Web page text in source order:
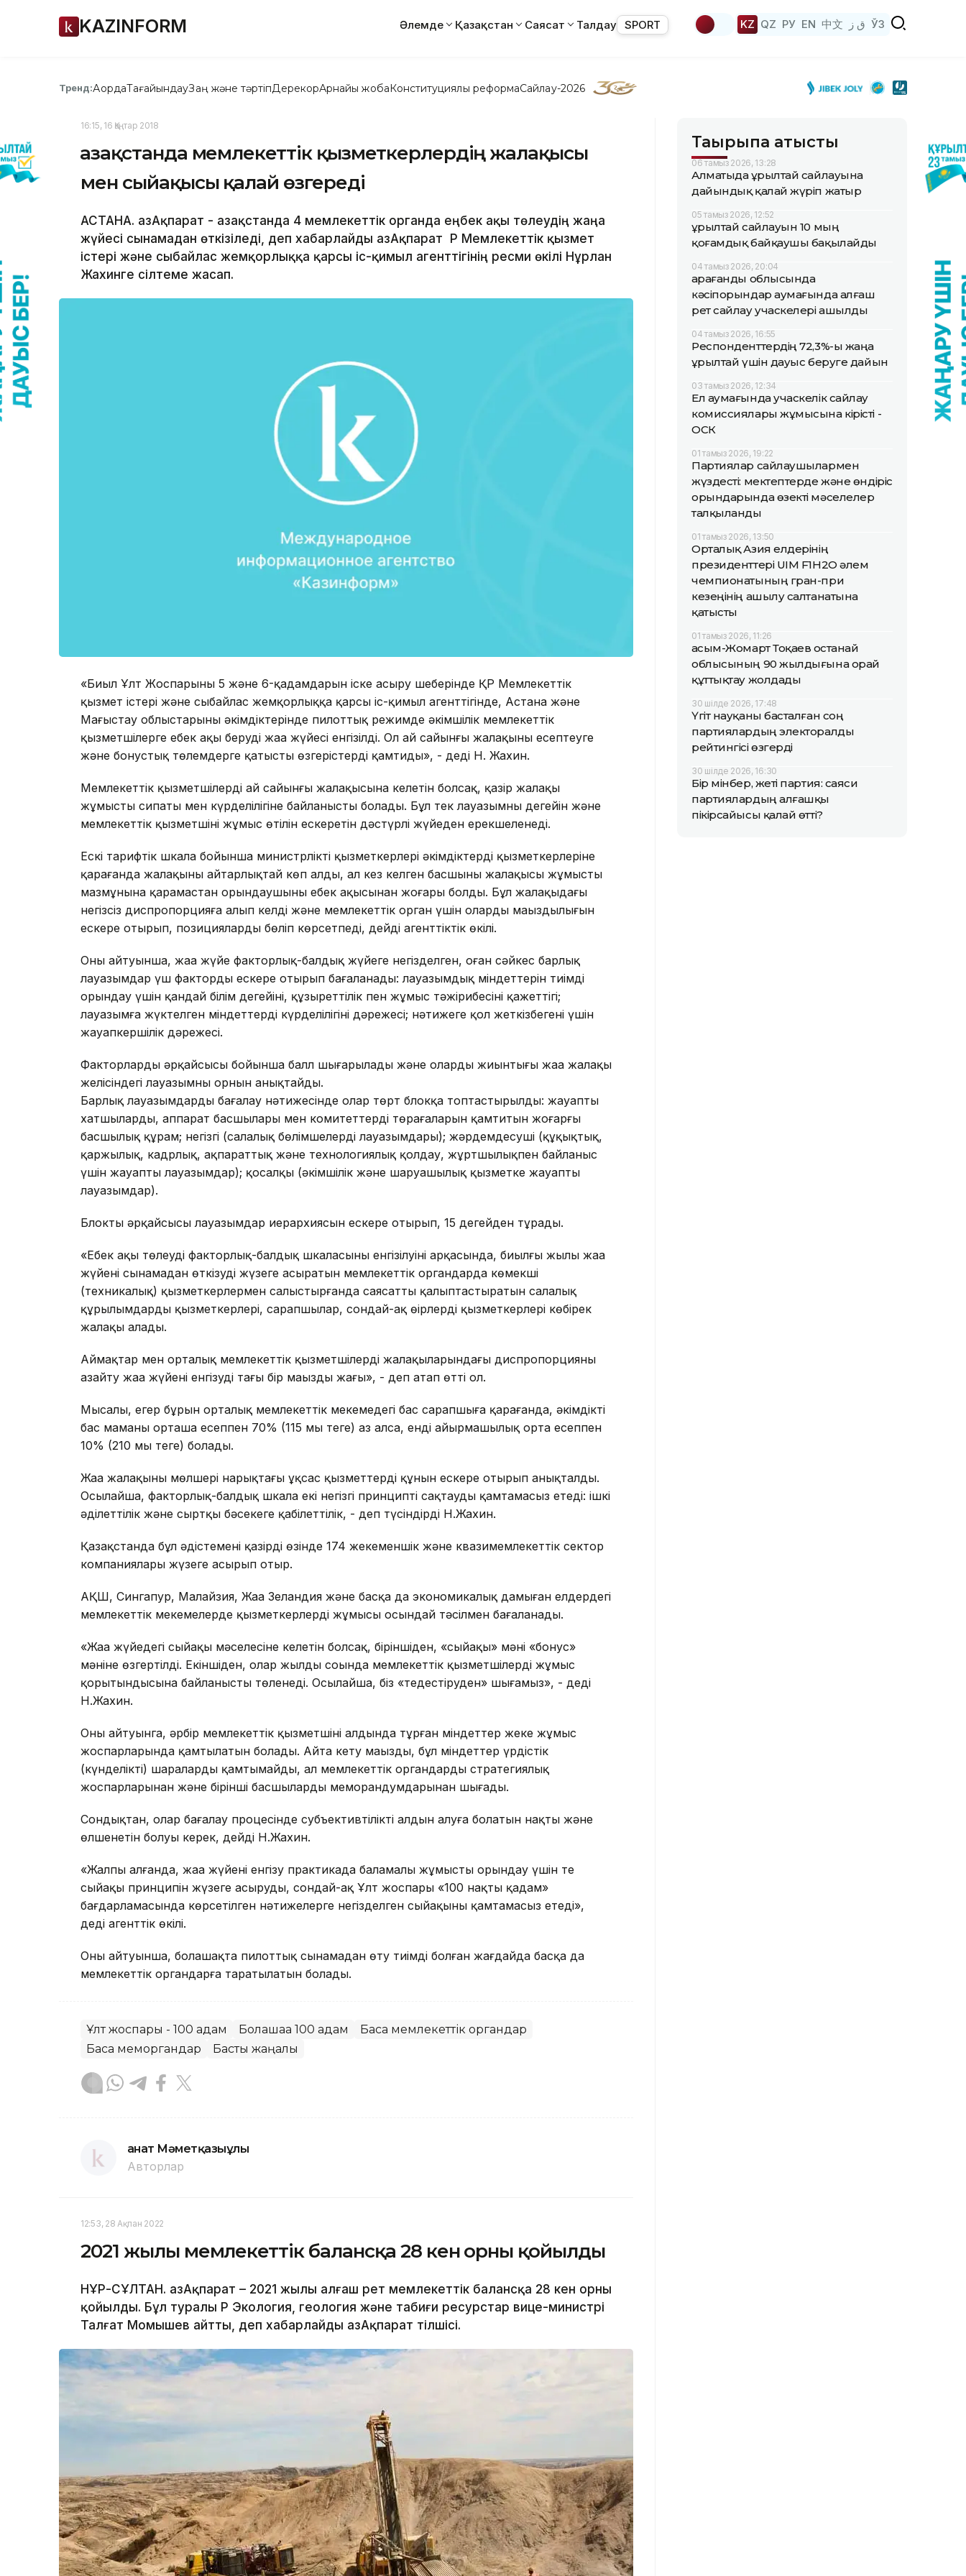
KAZINFORM Әлемде Қазақстан Саясат Талдау SPORT KZ QZ РУ EN 中文 ق ز ЎЗ
Тренд:АқордаТағайындауЗаң және тәртіпДерекқорАрнайы жобаКонституциялық реформаСайлау-2026
16:15, 16 Қаңтар 2018
Қазақстанда мемлекеттік қызметкерлердің жалақысы
мен сыйақысы қалай өзгереді
АСТАНА. ҚазАқпарат - Қазақстанда 4 мемлекеттік органда еңбек ақы төлеудің жаңа
жүйесі сынамадан өткізіледі, деп хабарлайды ҚазАқпарат ҚР Мемлекеттік қызмет
істері және сыбайлас жемқорлыққа қарсы іс-қимыл агенттігінің ресми өкілі Нұрлан
Жахинге сілтеме жасап.
«Биыл Ұлт Жоспарының 5 және 6-қадамдарын іске асыру шеңберінде ҚР Мемлекеттік
қызмет істері және сыбайлас жемқорлыққа қарсы іс-қимыл агенттігінде, Астана және
Маңғыстау облыстарының әкімдіктерінде пилоттық режимде әкімшілік мемлекеттік
қызметшілерге еңбек ақы берудің жаңа жүйесі енгізілді. Ол ай сайынғы жалақыны есептеуге
және бонустық төлемдерге қатысты өзгерістерді қамтиды», - деді Н. Жахин.
Мемлекеттік қызметшілердің ай сайынғы жалақысына келетін болсақ, қазір жалақы
жұмыстың сипаты мен күрделілігіне байланысты болады. Бұл тек лауазымның деңгейін және
мемлекеттік қызметшінің жұмыс өтілін ескеретін дәстүрлі жүйеден ерекшеленеді.
Ескі тарифтік шкала бойынша министрліктің қызметкерлері әкімдіктердің қызметкерлеріне
қарағанда жалақыны айтарлықтай көп алды, ал кез келген басшының жалақысы жұмыстың
мазмұнына қарамастан орындаушының еңбек ақысынан жоғары болды. Бұл жалақыдағы
негізсіз диспропорцияға алып келді және мемлекеттік орган үшін олардың маңыздылығын
ескере отырып, позицияларды бөліп көрсетпеді, дейді агенттіктік өкілі.
Оның айтуынша, жаңа жүйе факторлық-балдық жүйеге негізделген, оған сәйкес барлық
лауазымдар үш факторды ескере отырып бағаланады: лауазымдық міндеттерін тиімді
орындау үшін қандай білім деңгейінің, құзыреттілік пен жұмыс тәжірибесінің қажеттігі;
лауазымға жүктелген міндеттердің күрделілігінің дәрежесі; нәтижеге қол жеткізбегені үшін
жауапкершілік дәрежесі.
Факторлардың әрқайсысы бойынша балл шығарылады және олардың жиынтығы жаңа жалақы
желісіндегі лауазымның орнын анықтайды.
Барлық лауазымдарды бағалау нәтижесінде олар төрт блокқа топтастырылды: жауапты
хатшыларды, аппарат басшылары мен комитеттердің төрағаларын қамтитын жоғарғы
басшылық құрам; негізгі (салалық бөлімшелердің лауазымдары); жәрдемдесуші (құқықтық,
қаржылық, кадрлық, ақпараттық және технологиялық қолдау, жұртшылықпен байланыс
үшін жауапты лауазымдар); қосалқы (әкімшілік және шаруашылық қызметке жауапты
лауазымдар).
Блоктың әрқайсысы лауазымдар иерархиясын ескере отырып, 15 деңгейден тұрады.
«Еңбек ақы төлеудің факторлық-балдық шкаласының енгізілуінің арқасында, биылғы жылы жаңа
жүйені сынамадан өткізуді жүзеге асыратын мемлекеттік органдарда көмекші
(техникалық) қызметкерлермен салыстырғанда саясатты қалыптастыратын салалық
құрылымдардың қызметкерлері, сарапшылар, сондай-ақ өңірлердің қызметкерлері көбірек
жалақы алады.
Аймақтар мен орталық мемлекеттік қызметшілердің жалақыларындағы диспропорцияны
азайту жаңа жүйені енгізудің тағы бір маңызды жағы», - деп атап өтті ол.
Мысалы, егер бұрын орталық мемлекеттік мекемедегі бас сарапшыға қарағанда, әкімдіктің
бас маманы орташа есеппен 70% (115 мың теңге) аз алса, енді айырмашылық орта есеппен
10% (210 мың теңге) болады.
Жаңа жалақының мөлшері нарықтағы ұқсас қызметтердің құнын ескере отырып анықталды.
Осылайша, факторлық-балдық шкала екі негізгі принципті сақтауды қамтамасыз етеді: ішкі
әділеттілік және сыртқы бәсекеге қабілеттілік, - деп түсіндірді Н.Жахин.
Қазақстанда бұл әдістемені қазірдің өзінде 174 жекеменшік және квазимемлекеттік сектор
компаниялары жүзеге асырып отыр.
АҚШ, Сингапур, Малайзия, Жаңа Зеландия және басқа да экономикалық дамыған елдердегі
мемлекеттік мекемелерде қызметкерлердің жұмысы осындай тәсілмен бағаланады.
«Жаңа жүйедегі сыйақы мәселесіне келетін болсақ, біріншіден, «сыйақы» мәні «бонус»
мәніне өзгертілді. Екіншіден, олар жылдың соңында мемлекеттік қызметшілердің жұмыс
қорытындысына байланысты төленеді. Осылайша, біз «теңдестіруден» шығамыз», - деді
Н.Жахин.
Оның айтуынга, әрбір мемлекеттік қызметшінің алдында тұрған міндеттер жеке жұмыс
жоспарларында қамтылатын болады. Айта кету маңызды, бұл міндеттер үрдістік
(күнделікті) шараларды қамтымайды, ал мемлекеттік органдардың стратегиялық
жоспарларынан және бірінші басшылардың меморандумдарынан шығады.
Сондықтан, олар бағалау процесінде субъективтіліктің алдын алуға болатын нақты және
өлшенетін болуы керек, дейді Н.Жахин.
«Жалпы алғанда, жаңа жүйені енгізу практикада баламалы жұмысты орындау үшін тең
сыйақы принципін жүзеге асыруды, сондай-ақ Ұлт жоспары «100 нақты қадам»
бағдарламасында көрсетілген нәтижелерге негізделген сыйақыны қамтамасыз етеді»,
деді агенттік өкілі.
Оның айтуынша, болашақта пилоттық сынамадан өту тиімді болған жағдайда басқа да
мемлекеттік органдарға таратылатын болады.
Ұлт жоспары - 100 қадам Болашаққа 100 қадам
Басқа мемлекеттік органдар
Басқа меморгандар
Басты жаңалық
Қанат Мәметқазыұлы
Авторлар
12:53, 28 Ақпан 2022
2021 жылы мемлекеттік балансқа 28 кен орны қойылды
НҰР-СҰЛТАН. ҚазАқпарат – 2021 жылы алғаш рет мемлекеттік балансқа 28 кен орны
қойылды. Бұл туралы ҚР Экология, геология және табиғи ресурстар вице-министрі
Талғат Момышев айтты, деп хабарлайды ҚазАқпарат тілшісі.
Тақырыпқа қатысты
06 тамыз 2026, 13:28
Алматыда Құрылтай сайлауына
дайындық қалай жүріп жатыр
05 тамыз 2026, 12:52
Құрылтай сайлауын 10 мың
қоғамдық байқаушы бақылайды
04 тамыз 2026, 20:04
Қарағанды облысында
кәсіпорындар аумағында алғаш
рет сайлау учаскелері ашылды
04 тамыз 2026, 16:55
Респонденттердің 72,3%-ы жаңа
Құрылтай үшін дауыс беруге дайын
03 тамыз 2026, 12:34
Ел аумағында учаскелік сайлау
комиссиялары жұмысына кірісті -
ОСК
01 тамыз 2026, 19:22
Партиялар сайлаушылармен
жүздесті: мектептерде және өндіріс
орындарында өзекті мәселелер
талқыланды
01 тамыз 2026, 13:50
Орталық Азия елдерінің
президенттері UIM F1H2O әлем
чемпионатының гран-при
кезеңінің ашылу салтанатына
қатысты
01 тамыз 2026, 11:26
Қасым-Жомарт Тоқаев Қостанай
облысының 90 жылдығына орай
құттықтау жолдады
30 шілде 2026, 17:48
Үгіт науқаны басталған соң
партиялардың электоралды
рейтингісі өзгерді
30 шілде 2026, 16:30
Бір мінбер, жеті партия: саяси
партиялардың алғашқы
пікірсайысы қалай өтті?